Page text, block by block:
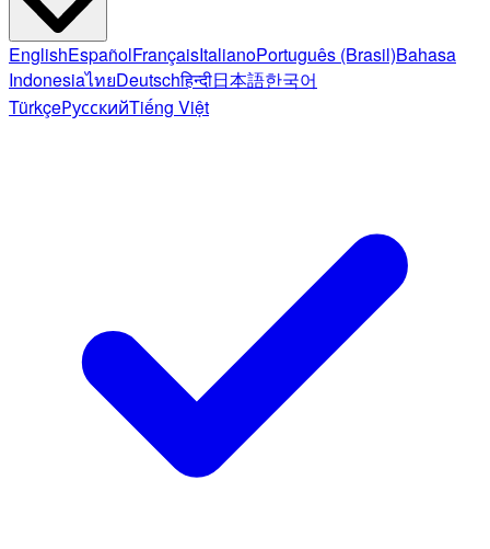
EnglishEspañolFrançaisItalianoPortuguês (Brasil)Bahasa
IndonesiaไทยDeutschहिन्दी日本語한국어
TürkçeРусскийTiếng Việt